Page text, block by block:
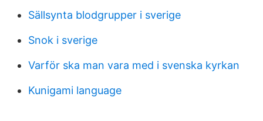
Sällsynta blodgrupper i sverige
Snok i sverige
Varför ska man vara med i svenska kyrkan
Kunigami language